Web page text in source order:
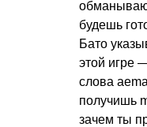
будешь
Бато
этой игре
слова
получишь
зачем ты